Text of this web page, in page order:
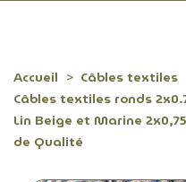
Accueil Câbles textiles
Câbles textiles ronds
Lin Beige et Marine
de Qualité